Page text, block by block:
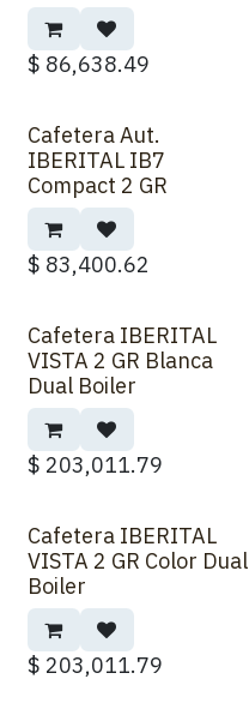
$ 86,638.49
Cafetera Aut.
IBERITAL IB7
Compact 2 GR
$ 83,400.62
Cafetera IBERITAL
VISTA 2 GR Blanca
Dual Boiler
$ 203,011.79
Cafetera IBERITAL
VISTA 2 GR Color Dual
Boiler
$ 203,011.79